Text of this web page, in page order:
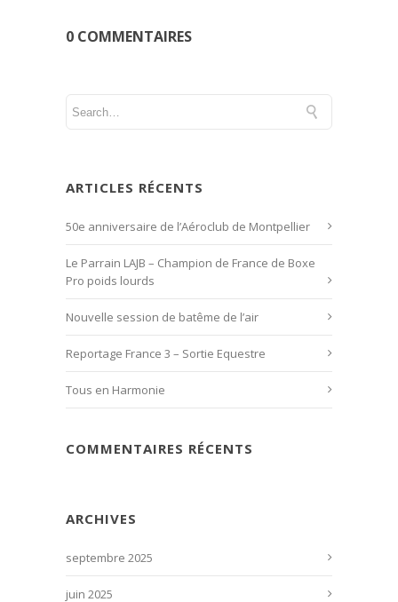
0 COMMENTAIRES
ARTICLES RÉCENTS
50e anniversaire de l’Aéroclub de Montpellier
Le Parrain LAJB – Champion de France de Boxe
Pro poids lourds
Nouvelle session de batême de l’air
Reportage France 3 – Sortie Equestre
Tous en Harmonie
COMMENTAIRES RÉCENTS
ARCHIVES
septembre 2025
juin 2025